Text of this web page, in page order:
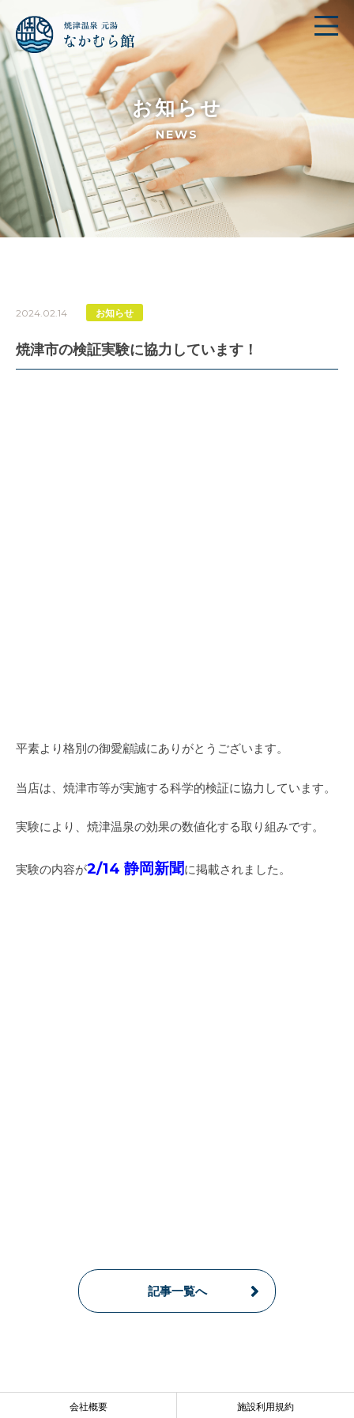
お知らせ
NEWS
2024.02.14 お知らせ
焼津市の検証実験に協力しています！
平素より格別の御愛顧誠にありがとうございます。
当店は、焼津市等が実施する科学的検証に協力しています。
実験により、焼津温泉の効果の数値化する取り組みです。
実験の内容が2/14 静岡新聞に掲載されました。
記事一覧へ
会社概要 施設利用規約